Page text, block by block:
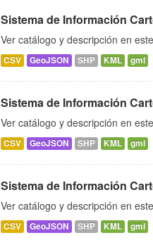
Sistema de Información
Ver catálogo y descripción en
CSV GeoJSON SHP KML gml
Sistema de Información
Ver catálogo y descripción en
CSV GeoJSON SHP KML gml
Sistema de Información
Ver catálogo y descripción en
CSV GeoJSON SHP KML gml